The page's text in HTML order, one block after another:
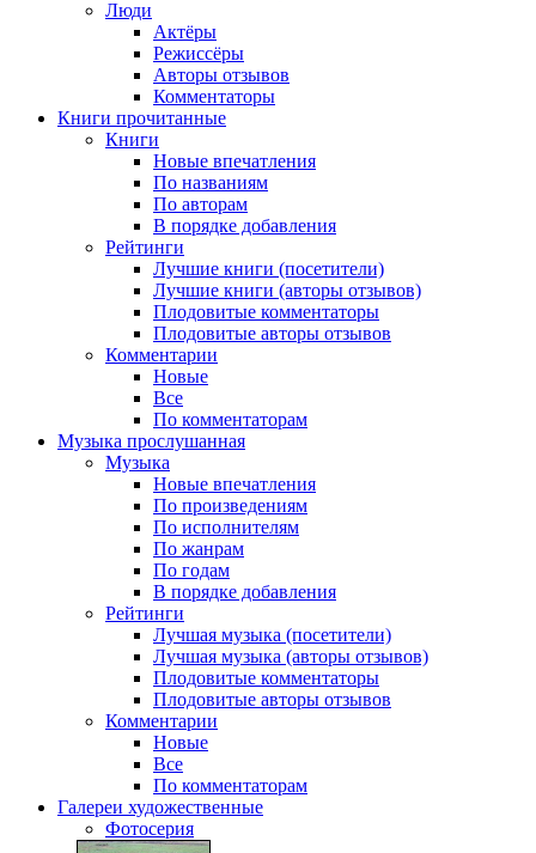
Люди
Актёры
Режиссёры
Авторы отзывов
Комментаторы
Книги прочитанные
Книги
Новые впечатления
По названиям
По авторам
В порядке добавления
Рейтинги
Лучшие книги (посетители)
Лучшие книги (авторы отзывов)
Плодовитые комментаторы
Плодовитые авторы отзывов
Комментарии
Новые
Все
По комментаторам
Музыка прослушанная
Музыка
Новые впечатления
По произведениям
По исполнителям
По жанрам
По годам
В порядке добавления
Рейтинги
Лучшая музыка (посетители)
Лучшая музыка (авторы отзывов)
Плодовитые комментаторы
Плодовитые авторы отзывов
Комментарии
Новые
Все
По комментаторам
Галереи художественные
Фотосерия